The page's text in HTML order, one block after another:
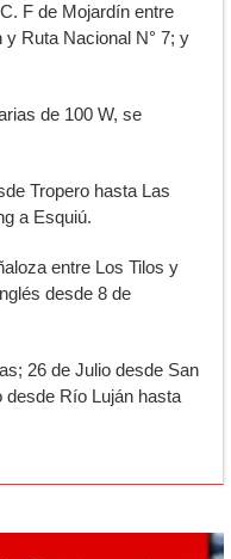
F de Mojardín entre
Ruta Nacional N° 7; y
de 100 W, se
Tropero hasta Las
a Esquiú.
entre Los Tilos y
desde 8 de
26 de Julio desde San
desde Río Luján hasta